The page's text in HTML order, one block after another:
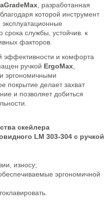
, разработанная
, благодаря которой инструмент
срока службы, устойчив. к
факторов.
эффективности и комфорта
ручкой ErgoMax
эргономичными
покрытие делает захват
и позволяет добиться
скейлера
LM 303-304 с ручкой
износу;
эргономичной